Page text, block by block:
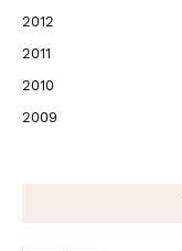
2012
2011
2010
2009